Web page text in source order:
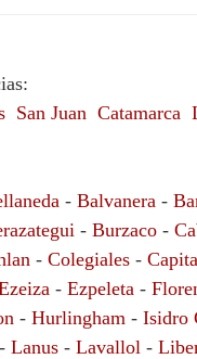
San Juan Catamarca
- Balvanera -
- Burzaco -
- Colegiales -
- Ezpeleta -
- Hurlingham - Isidro
- Lanus - Lavallol -